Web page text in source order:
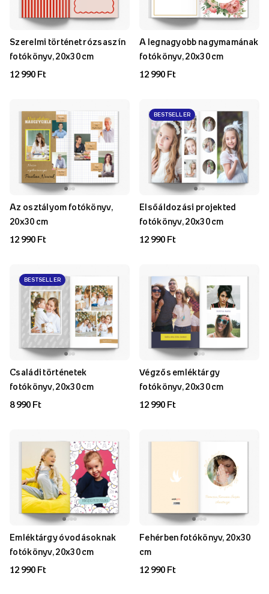
Szerelmi történet rózsaszín
fotókönyv, 20x30 cm
12 990 Ft
A legnagyobb nagymamának
fotókönyv, 20x30 cm
12 990 Ft
Az osztályom fotókönyv,
20x30 cm
12 990 Ft
BESTSELLER
Elsőáldozási projekted
fotókönyv, 20x30 cm
12 990 Ft
BESTSELLER
Családi történetek
fotókönyv, 20x30 cm
8 990 Ft
Végzős emléktárgy
fotókönyv, 20x30 cm
12 990 Ft
Emléktárgy óvodásoknak
fotókönyv, 20x30 cm
12 990 Ft
Fehérben fotókönyv, 20x30
cm
12 990 Ft